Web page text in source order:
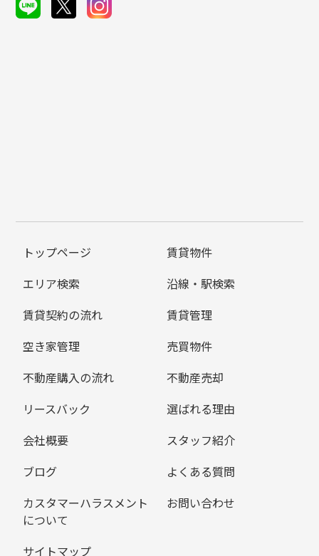
トップページ
賃貸物件
エリア検索
沿線・駅検索
賃貸契約の流れ
賃貸管理
空き家管理
売買物件
不動産購入の流れ
不動産売却
リースバック
選ばれる理由
会社概要
スタッフ紹介
ブログ
よくある質問
カスタマーハラスメント
について
お問い合わせ
サイトマップ